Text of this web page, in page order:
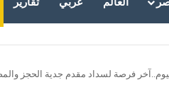
فرصة لسداد مقدم جدية الحجز